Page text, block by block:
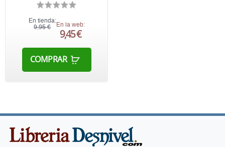
En tienda:
9,95 €
En la web:
9,45 €
COMPRAR